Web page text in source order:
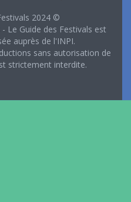
2024 ©
Le Guide des Festivals est
auprès de l'INPI.
sans autorisation de
strictement interdite.